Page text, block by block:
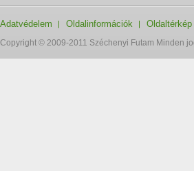
Adatvédelem Oldalinformációk Oldaltérkép
Copyright © 2009-2011 Széchenyi Futam Minden